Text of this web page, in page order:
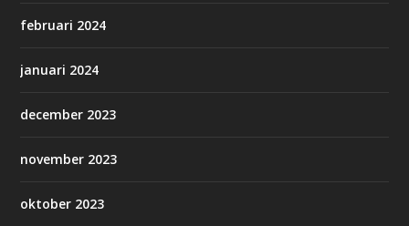
februari 2024
januari 2024
december 2023
november 2023
oktober 2023